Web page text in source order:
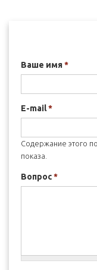
Ваше имя*
E-mail*
Содержание этого
показа.
Вопрос*